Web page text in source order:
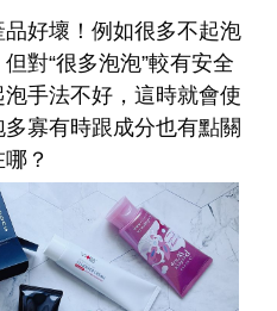
好壞！例如很多不起泡
對“很多泡泡”較有安全
手法不好，這時就會使
寡有時跟成分也有點關
？